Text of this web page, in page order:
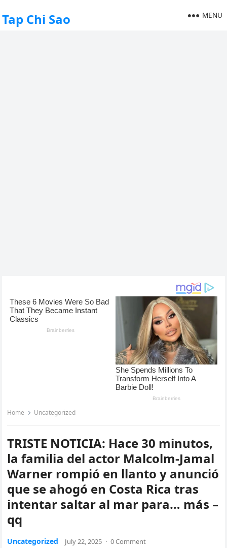
Tap Chi Sao MENU
Home Uncategorized
TRISTE NOTICIA: Hace 30 minutos,
la familia del actor Malcolm-Jamal
Warner rompió en llanto y anunció
que se ahogó en Costa Rica tras
intentar saltar al mar para… más –
qq
Uncategorized July 22, 2025 · 0 Comment